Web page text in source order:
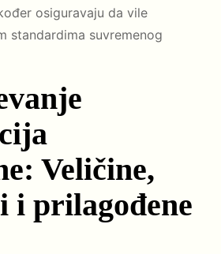
osiguravaju da vile
standardima suvremenog
Veličine,
i prilagođene